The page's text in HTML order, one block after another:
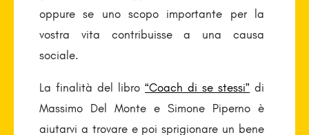
oppure se uno scopo importante per la
vostra vita contribuisse a una causa
sociale.
La finalità del libro“Coach di se stessi” di
Massimo Del Monte e Simone Piperno è
aiutarvi a trovare e poi sprigionare un bene